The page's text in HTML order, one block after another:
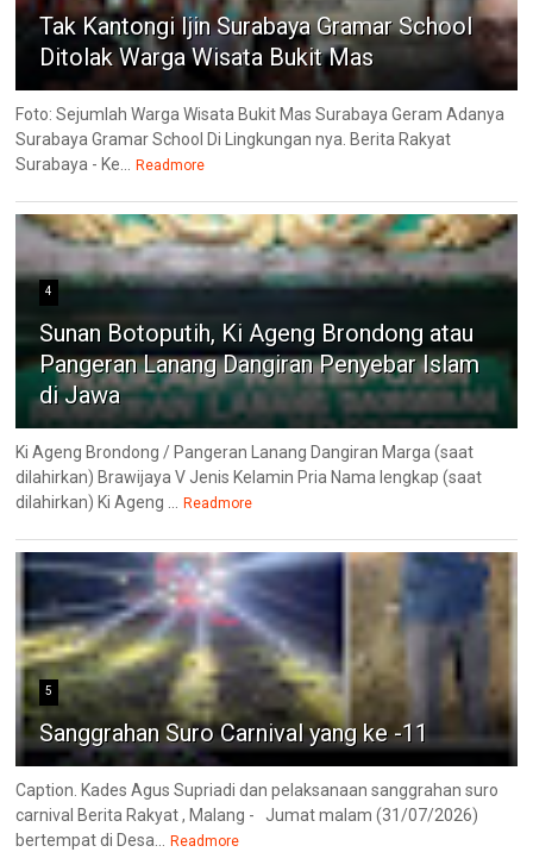
Tak Kantongi Ijin Surabaya Gramar School
Ditolak Warga Wisata Bukit Mas
Foto: Sejumlah Warga Wisata Bukit Mas Surabaya Geram Adanya
Surabaya Gramar School Di Lingkungan nya. Berita Rakyat
Surabaya - Ke...
Readmore
4
Sunan Botoputih, Ki Ageng Brondong atau
Pangeran Lanang Dangiran Penyebar Islam
di Jawa
Ki Ageng Brondong / Pangeran Lanang Dangiran Marga (saat
dilahirkan) Brawijaya V Jenis Kelamin Pria Nama lengkap (saat
dilahirkan) Ki Ageng ...
Readmore
5
Sanggrahan Suro Carnival yang ke -11
Caption. Kades Agus Supriadi dan pelaksanaan sanggrahan suro
carnival Berita Rakyat , Malang - Jumat malam (31/07/2026)
bertempat di Desa...
Readmore